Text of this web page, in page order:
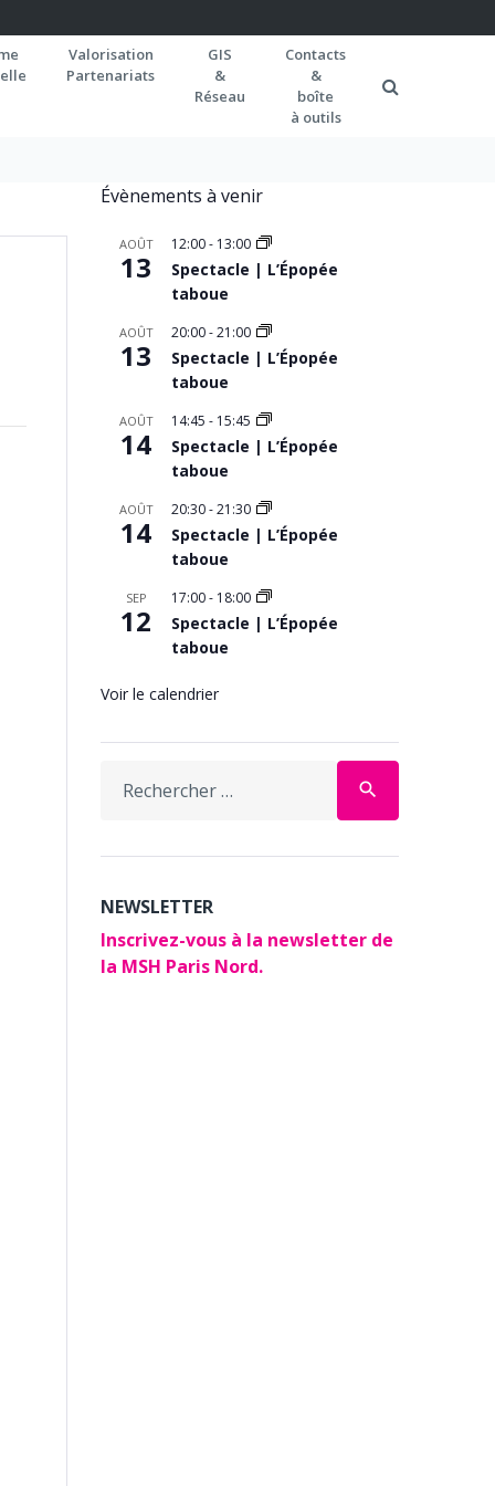
Valorisation
Partenariats
GIS
&
Réseau
Contacts
&
boîte
à outils
Évènements à venir
AOÛT
13
12:00- 13:00
Spectacle | L’Épopée
taboue
AOÛT
13
20:00-21:00
Spectacle | L’Épopée
taboue
AOÛT
14
14:45 - 15:45
Spectacle | L’Épopée
taboue
AOÛT
14
20:30-21:30
Spectacle | L’Épopée
taboue
SEP
12
17:00- 18:00
Spectacle | L’Épopée
taboue
Voir le calendrier
for:
search
NEWSLETTER
Inscrivez-vous à la newsletter de
la MSH Paris Nord.